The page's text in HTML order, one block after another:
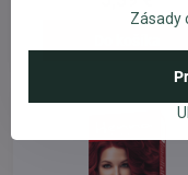
tvoreniu lupín a je veľmi
farby nie je spojená so
zdravotnými rizikami a
skvelou alternatívou
chemických farieb.
Zásady